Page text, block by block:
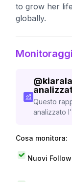
to grow her
globally.
@
Questo
analizzato
Cosa monitora:
Nuovi